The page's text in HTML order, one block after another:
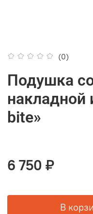
(0)
Подушка
накладной
bite»
6 750 ₽
В